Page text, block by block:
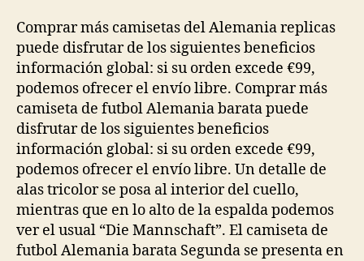
Comprar más camisetas del Alemania replicas
puede disfrutar de los siguientes beneficios
información global: si su orden excede €99,
podemos ofrecer el envío libre. Comprar más
camiseta de futbol Alemania barata puede
disfrutar de los siguientes beneficios
información global: si su orden excede €99,
podemos ofrecer el envío libre. Un detalle de
alas tricolor se posa al interior del cuello,
mientras que en lo alto de la espalda podemos
ver el usual “Die Mannschaft”. El camiseta de
futbol Alemania barata Segunda se presenta en